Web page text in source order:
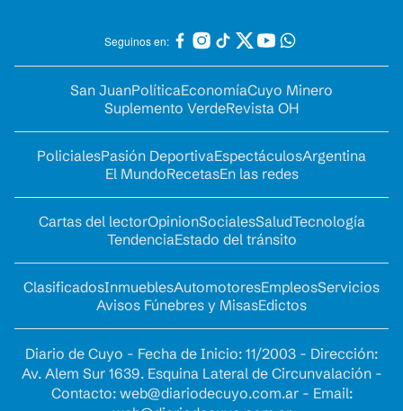
Seguinos en:
San JuanPolíticaEconomíaCuyo Minero
Suplemento VerdeRevista OH
PolicialesPasión DeportivaEspectáculosArgentina
El MundoRecetasEn las redes
Cartas del lectorOpinionSocialesSaludTecnología
TendenciaEstado del tránsito
ClasificadosInmueblesAutomotoresEmpleosServicios
Avisos Fúnebres y MisasEdictos
Diario de Cuyo - Fecha de Inicio: 11/2003 - Dirección:
Av. Alem Sur 1639. Esquina Lateral de Circunvalación -
Contacto: web@diariodecuyo.com.ar- Email: